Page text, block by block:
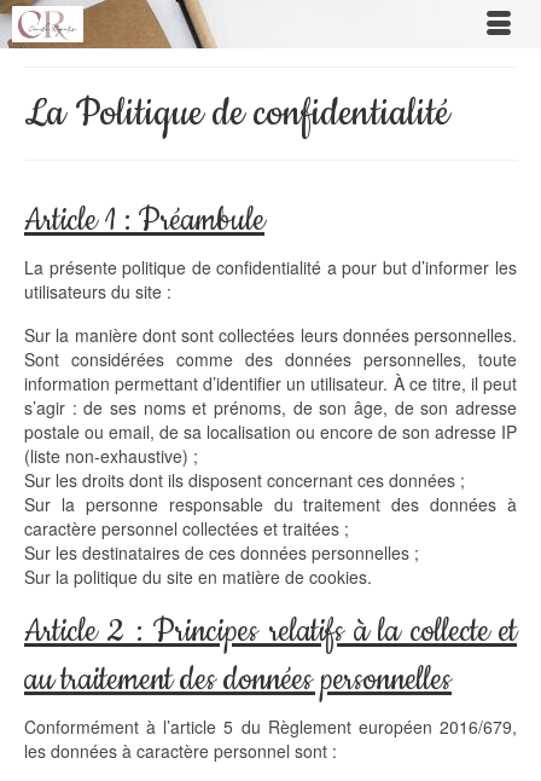
La Politique de confidentialité
Article 1 : Préambule
La présente politique de confidentialité a pour but d’informer les
utilisateurs du site :
Sur la manière dont sont collectées leurs données personnelles.
Sont considérées comme des données personnelles, toute
information permettant d’identifier un utilisateur. À ce titre, il peut
s’agir : de ses noms et prénoms, de son âge, de son adresse
postale ou email, de sa localisation ou encore de son adresse IP
(liste non-exhaustive) ;
Sur les droits dont ils disposent concernant ces données ;
Sur la personne responsable du traitement des données à
caractère personnel collectées et traitées ;
Sur les destinataires de ces données personnelles ;
Sur la politique du site en matière de cookies.
Article 2 : Principes relatifs à la collecte et
au traitement des données personnelles
Conformément à l’article 5 du Règlement européen 2016/679,
les données à caractère personnel sont :